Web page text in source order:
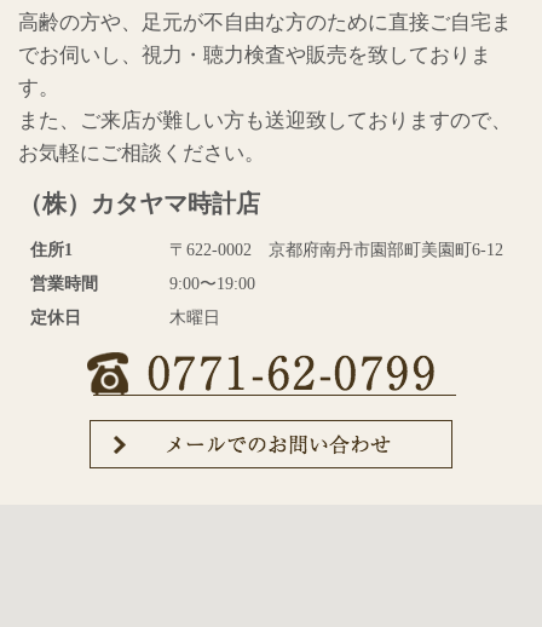
高齢の方や、足元が不自由な方のために直接ご自宅ま
でお伺いし、視力・聴力検査や販売を致しておりま
す。
また、ご来店が難しい方も送迎致しておりますので、
お気軽にご相談ください。
（株）カタヤマ時計店
住所1
〒622-0002 京都府南丹市園部町美園町6-12
営業時間
9:00〜19:00
定休日
木曜日